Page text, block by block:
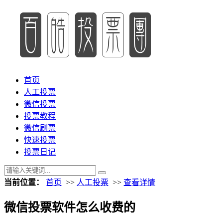
首页
人工投票
微信投票
投票教程
微信刷票
快速投票
投票日记
当前位置： 首页 >> 人工投票 >> 查看详情
微信投票软件怎么收费的